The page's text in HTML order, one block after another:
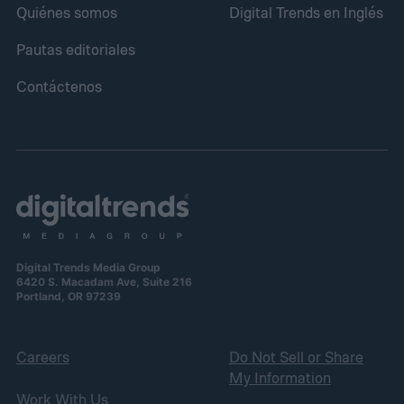
Quiénes somos
Pautas editoriales
Contáctenos
Digital Trends en Inglés
Digital Trends Media Group
6420 S. Macadam Ave, Suite 216
Portland, OR 97239
Careers
Work With Us
Do Not Sell or Share
My Information